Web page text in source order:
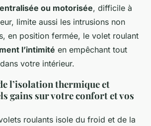
ou motorisée, difficile à
limite aussi les intrusions non
en position fermée, le volet roulant
l’intimité en empêchant tout
votre intérieur.
l’isolation thermique et
gains sur votre confort et vos
roulants isole du froid et de la